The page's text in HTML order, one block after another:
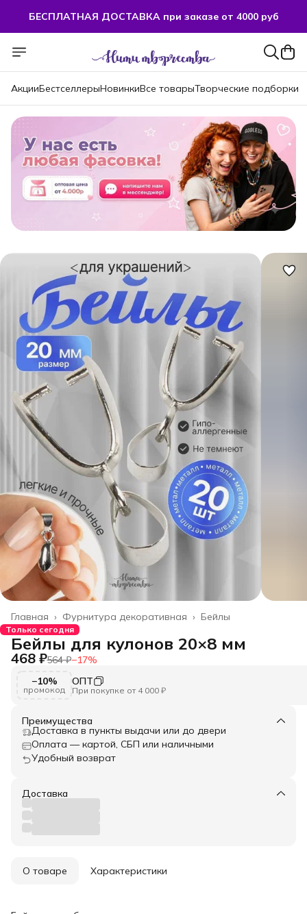
БЕСПЛАТНАЯ ДОСТАВКА при заказе от 4000 руб
БЕСПЛАТНАЯ ДОСТАВКА при заказе от 4000 руб
АкцииБестселлерыНовинкиВсе товарыТворческие подборки
Бейлы
Фурнитура декоративная ›
Главная ›
Только сегодня
Бейлы для кулонов 20×8 мм
468 ₽564 ₽−17%
−10%
промокод
ОПТ
При покупке от 4 000 ₽
Преимущества
Доставка в пункты выдачи или до двери
Оплата — картой, СБП или наличными
Удобный возврат
Доставка
О товаре Характеристики